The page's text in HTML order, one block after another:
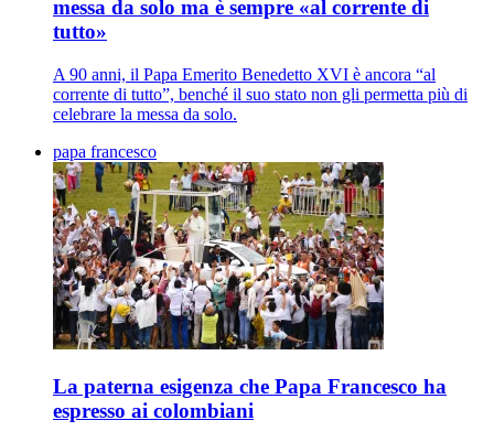
messa da solo ma è sempre «al corrente di
tutto»
A 90 anni, il Papa Emerito Benedetto XVI è ancora “al
corrente di tutto”, benché il suo stato non gli permetta più di
celebrare la messa da solo.
papa francesco
La paterna esigenza che Papa Francesco ha
espresso ai colombiani